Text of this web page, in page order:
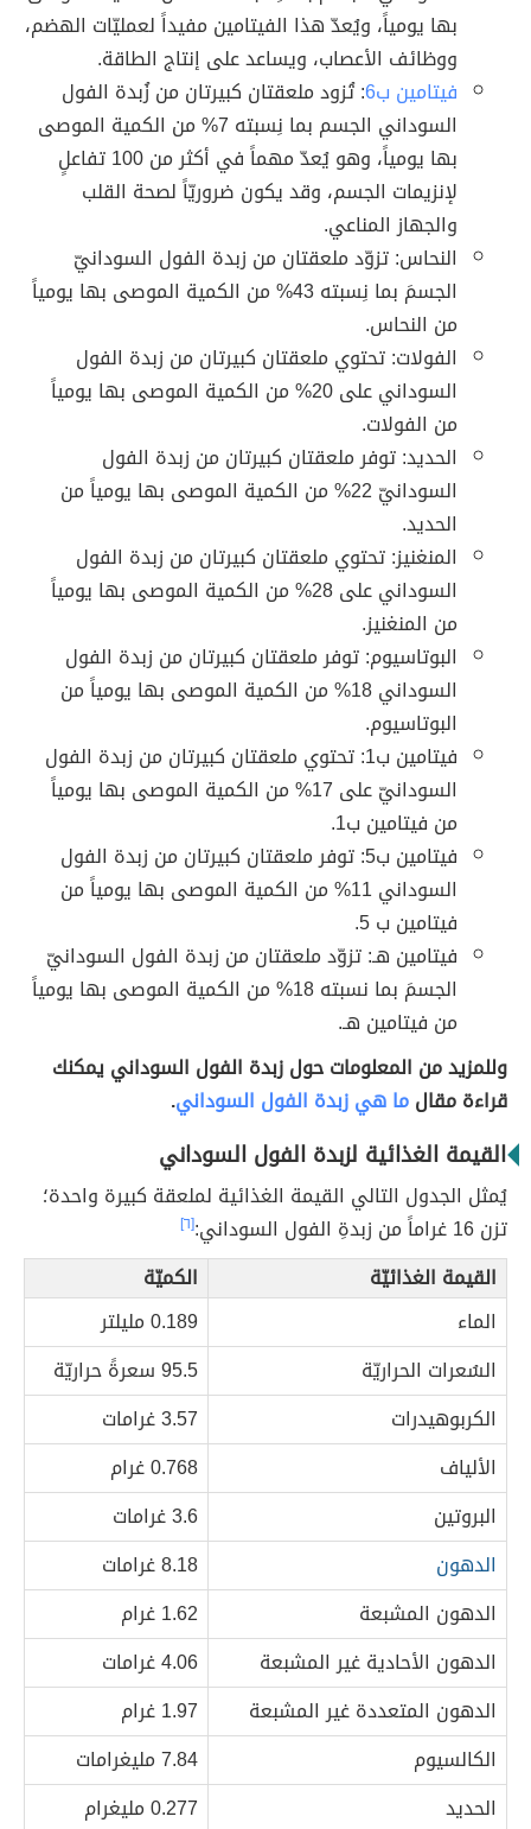
بها يومياً، ويُعدّ هذا الفيتامين مفيداً لعمليّات الهضم،
ووظائف الأعصاب، ويساعد على إنتاج الطاقة.
فيتامين ب6 : تُزود ملعقتان كبيرتان من زُبدة الفول
السوداني الجسم بما نِسبته 7% من الكمية الموصى
بها يومياً، وهو يُعدّ مهماً في أكثر من 100 تفاعلٍ
لإنزيمات الجسم، وقد يكون ضروريّاً لصحة القلب
والجهاز المناعي.
النحاس: تزوّد ملعقتان من زبدة الفول السودانيّ
الجسمَ بما نِسبته 43% من الكمية الموصى بها يومياً
من النحاس.
الفولات: تحتوي ملعقتان كبيرتان من زبدة الفول
السوداني على 20% من الكمية الموصى بها يومياً
من الفولات.
الحديد: توفر ملعقتان كبيرتان من زبدة الفول
السودانيّ 22% من الكمية الموصى بها يومياً من
الحديد.
المنغنيز: تحتوي ملعقتان كبيرتان من زبدة الفول
السوداني على 28% من الكمية الموصى بها يومياً
من المنغنيز.
البوتاسيوم: توفر ملعقتان كبيرتان من زبدة الفول
السوداني 18% من الكمية الموصى بها يومياً من
البوتاسيوم.
فيتامين ب1: تحتوي ملعقتان كبيرتان من زبدة الفول
السودانيّ على 17% من الكمية الموصى بها يومياً
من فيتامين ب1.
فيتامين ب5: توفر ملعقتان كبيرتان من زبدة الفول
السوداني 11% من الكمية الموصى بها يومياً من
فيتامين ب 5.
فيتامين هـ: تزوّد ملعقتان من زبدة الفول السودانيّ
الجسمَ بما نسبته 18% من الكمية الموصى بها يومياً
من فيتامين هـ.
وللمزيد من المعلومات حول زبدة الفول السوداني يمكنك
قراءة مقالما هي زبدة الفول السوداني.
القيمة الغذائية لزبدة الفول السوداني
يُمثل الجدول التالي القيمة الغذائية لملعقة كبيرة واحدة؛
تزن 16 غراماً من زبدةِ الفول السوداني:
[٦]
القيمة الغذائيّة
الكميّة
الماء
0.189 مليلتر
السُعرات الحراريّة
95.5 سعرةً حراريّة
الكربوهيدرات
3.57 غرامات
الألياف
0.768 غرام
البروتين
3.6 غرامات
الدهون
8.18 غرامات
الدهون المشبعة
1.62 غرام
الدهون الأحادية غير المشبعة
4.06 غرامات
الدهون المتعددة غير المشبعة
1.97 غرام
الكالسيوم
7.84 مليغرامات
الحديد
0.277 مليغرام